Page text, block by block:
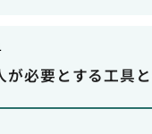
が必要とする工具